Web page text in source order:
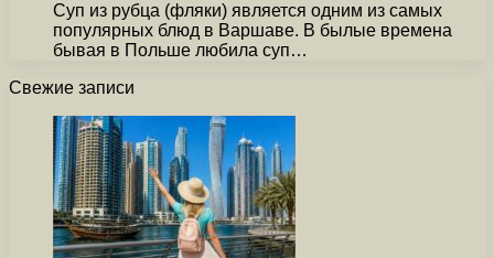
Суп из рубца (фляки) является одним из самых
популярных блюд в Варшаве. В былые времена
бывая в Польше любила суп…
Свежие записи